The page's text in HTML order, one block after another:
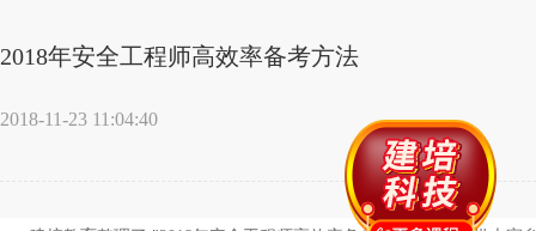
2018年安全工程师高效率备考方法
2018-11-23 11:04:40